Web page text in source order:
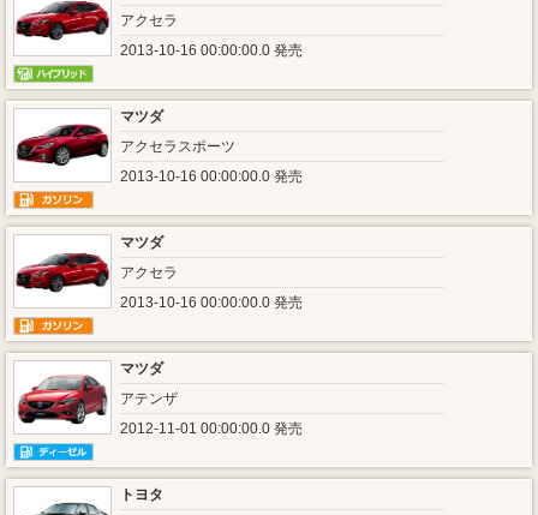
アクセラ
2013-10-16 00:00:00.0 発売
マツダ
アクセラスポーツ
2013-10-16 00:00:00.0 発売
マツダ
アクセラ
2013-10-16 00:00:00.0 発売
マツダ
アテンザ
2012-11-01 00:00:00.0 発売
トヨタ